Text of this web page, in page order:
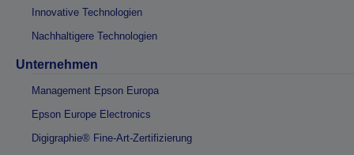
Innovative Technologien
Nachhaltigere Technologien
Unternehmen
Management Epson Europa
Epson Europe Electronics
Digigraphie® Fine-Art-Zertifizierung